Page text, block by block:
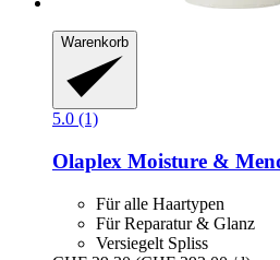
Warenkorb
5.0 (1)
Olaplex Moisture &
Für alle Haartypen
Für Reparatur & Glanz
Versiegelt Spliss